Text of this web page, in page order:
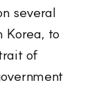
several
Korea, to
of